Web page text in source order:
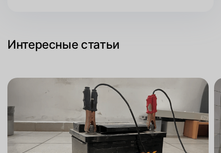
Интересные статьи